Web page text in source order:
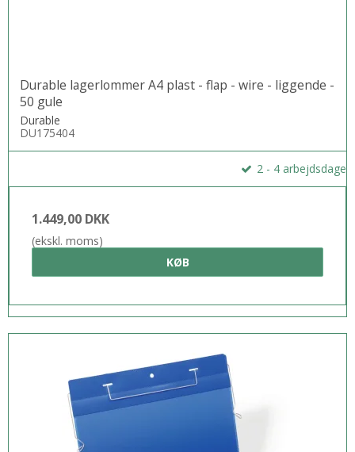
Durable lagerlommer A4 plast - flap - wire - liggende -
50 gule
Durable
DU175404
2 - 4 arbejdsdage
1.449,00 DKK
(ekskl. moms)
KØB